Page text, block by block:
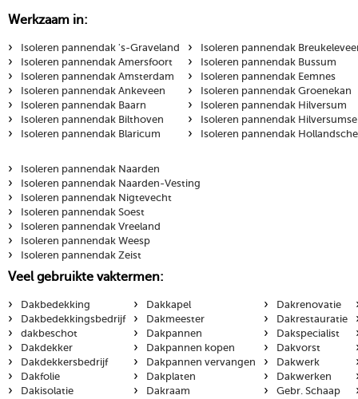
Werkzaam in:
›
Isoleren pannendak 's-Graveland
› Isoleren pannendak Amersfoort
› Isoleren pannendak Amsterdam
› Isoleren pannendak Ankeveen
› Isoleren pannendak Baarn
› Isoleren pannendak Bilthoven
› Isoleren pannendak Blaricum
› Isoleren pannendak
› Isoleren pannendak Bussum
› Isoleren pannendak Eemnes
› Isoleren pannendak Groenekan
› Isoleren pannendak Hilversum
› Isoleren pannendak
› Isoleren pannendak
› Isoleren pannendak Naarden
› Isoleren pannendak Naarden-Vesting
› Isoleren pannendak Nigtevecht
› Isoleren pannendak Soest
› Isoleren pannendak Vreeland
› Isoleren pannendak Weesp
› Isoleren pannendak Zeist
Veel gebruikte vaktermen:
›
Dakbedekking
› Dakbedekkingsbedrijf
› dakbeschot
› Dakdekker
› Dakdekkersbedrijf
› Dakfolie
› Dakisolatie
› Dakkapel
› Dakmeester
› Dakpannen
› Dakpannen kopen
› Dakpannen vervangen
› Dakplaten
› Dakraam
› Dakrenovatie
› Dakrestauratie
› Dakspecialist
› Dakvorst
› Dakwerk
› Dakwerken
› Gebr. Schaap